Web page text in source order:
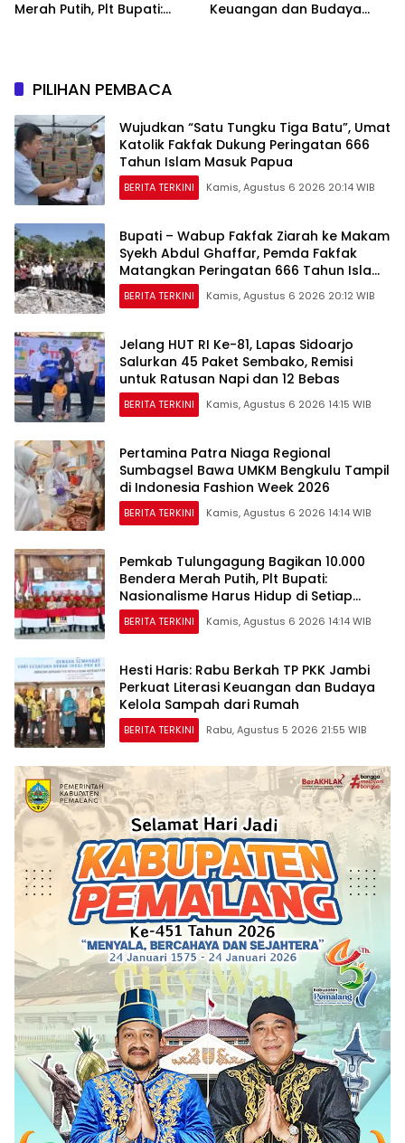
Merah Putih, Plt Bupati:
Keuangan dan Budaya
PILIHAN PEMBACA
Wujudkan “Satu Tungku Tiga Batu”, Umat
Katolik Fakfak Dukung Peringatan 666
Tahun Islam Masuk Papua
BERITA TERKINI Kamis, Agustus 6 2026 20:14 WIB
Bupati – Wabup Fakfak Ziarah ke Makam
Syekh Abdul Ghaffar, Pemda Fakfak
Matangkan Peringatan 666 Tahun Islam
Masuk Tanah Papua
BERITA TERKINI Kamis, Agustus 6 2026 20:12 WIB
Jelang HUT RI Ke-81, Lapas Sidoarjo
Salurkan 45 Paket Sembako, Remisi
untuk Ratusan Napi dan 12 Bebas
BERITA TERKINI Kamis, Agustus 6 2026 14:15 WIB
Pertamina Patra Niaga Regional
Sumbagsel Bawa UMKM Bengkulu Tampil
di Indonesia Fashion Week 2026
BERITA TERKINI Kamis, Agustus 6 2026 14:14 WIB
Pemkab Tulungagung Bagikan 10.000
Bendera Merah Putih, Plt Bupati:
Nasionalisme Harus Hidup di Setiap
Rumah
BERITA TERKINI Kamis, Agustus 6 2026 14:14 WIB
Hesti Haris: Rabu Berkah TP PKK Jambi
Perkuat Literasi Keuangan dan Budaya
Kelola Sampah dari Rumah
BERITA TERKINI Rabu, Agustus 5 2026 21:55 WIB